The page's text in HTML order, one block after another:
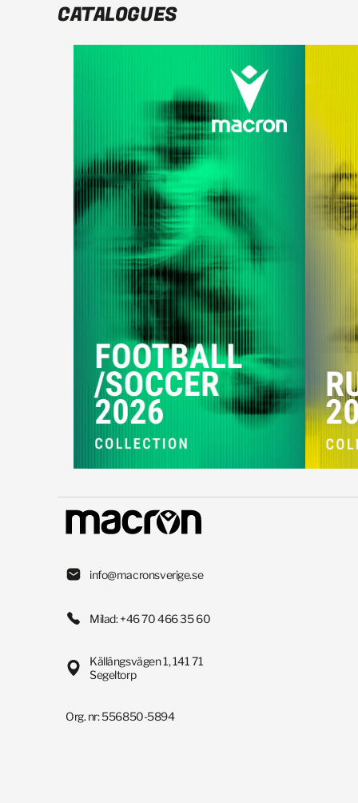
CATALOGUES
info@macronsverige.se
Milad: +46 70 466 35 60
Källängsvägen 1, 141 71
Segeltorp
Org. nr: 556850-5894